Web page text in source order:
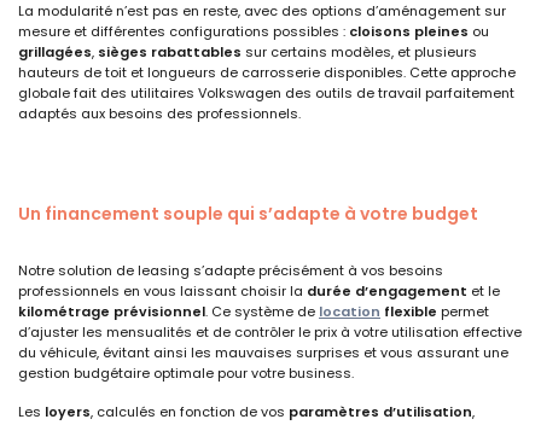
La modularité n’est pas en reste, avec des options d’aménagement sur
mesure et différentes configurations possibles : cloisons pleines ou
grillagées, sièges rabattables sur certains modèles, et plusieurs
hauteurs de toit et longueurs de carrosserie disponibles. Cette approche
globale fait des utilitaires Volkswagen des outils de travail parfaitement
adaptés aux besoins des professionnels.
Un financement souple qui s’adapte à votre budget
Notre solution de leasing s’adapte précisément à vos besoins
professionnels en vous laissant choisir la durée d’engagement et le
kilométrage prévisionnel. Ce système de location flexible permet
d’ajuster les mensualités et de contrôler le prix à votre utilisation effective
du véhicule, évitant ainsi les mauvaises surprises et vous assurant une
gestion budgétaire optimale pour votre business.
Les loyers, calculés en fonction de vos paramètres d’utilisation,